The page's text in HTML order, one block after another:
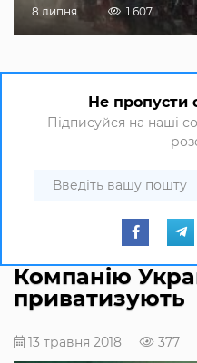
8 липня 1 607
Не пропусти
Підписуйся на наші
Компанію
приватизують
13 травня 2018 377